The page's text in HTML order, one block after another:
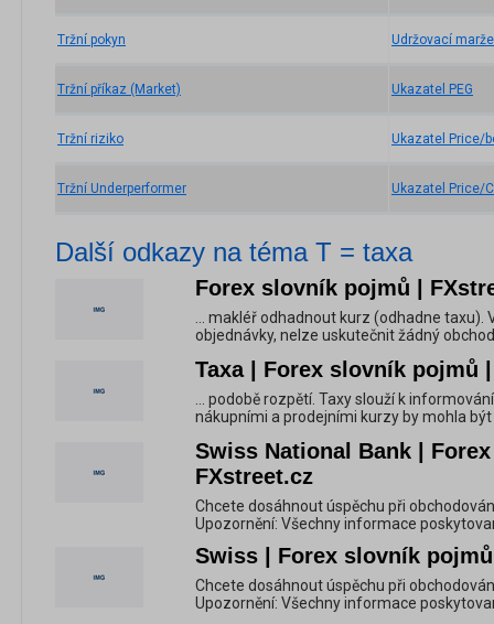
Tržní pokyn
Tržní příkaz (Market)
Tržní riziko
Tržní Underperformer
Udržovací marže
Ukazatel PEG
Ukazatel Price/
Ukazatel Price/
Další odkazy na téma T = taxa
Forex slovník pojmů |
... makléř odhadnout kurz (odhadne taxu).
objednávky, nelze uskutečnit žádný
Taxa | Forex slovník pojmů
... podobě rozpětí. Taxy slouží k
nákupními a prodejními kurzy by mohla
Swiss National Bank |
FXstreet.cz
Chcete dosáhnout úspěchu při
Upozornění: Všechny informace
Swiss | Forex slovník
Chcete dosáhnout úspěchu při
Upozornění: Všechny informace